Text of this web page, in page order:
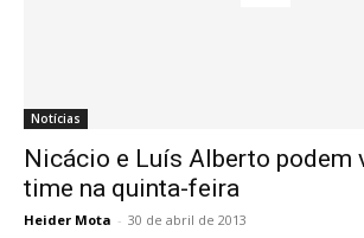
Notícias
Nicácio e Luís Alberto podem
time na quinta-feira
Heider Mota - 30 de abril de 2013